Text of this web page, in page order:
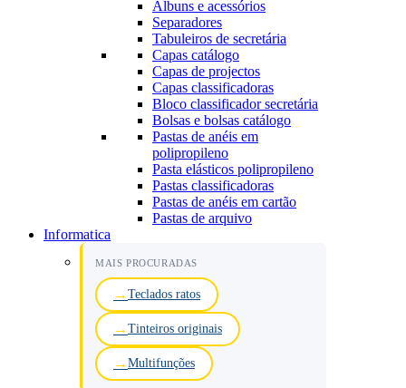
Albuns e acessórios
Separadores
Tabuleiros de secretária
Capas catálogo
Capas de projectos
Capas classificadoras
Bloco classificador secretária
Bolsas e bolsas catálogo
Pastas de anéis em
polipropileno
Pasta elásticos polipropileno
Pastas classificadoras
Pastas de anéis em cartão
Pastas de arquivo
Informatica
MAIS PROCURADAS
Teclados ratos
Tinteiros originais
Multifunções